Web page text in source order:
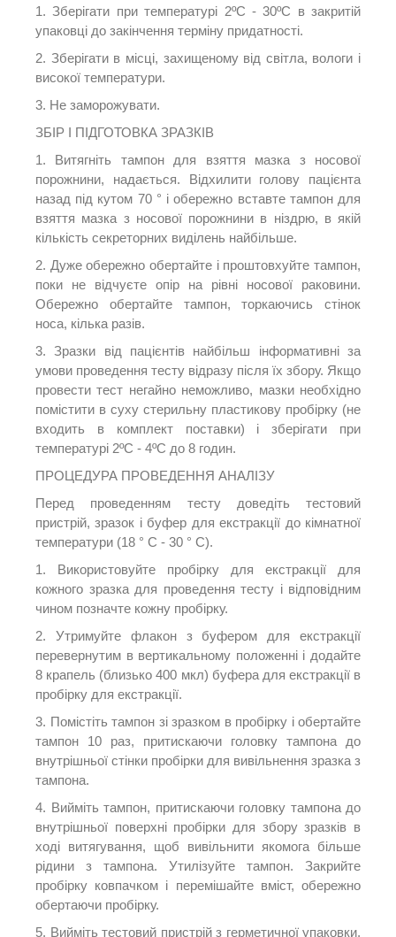
1. Зберігати при температурі 2ºC - 30ºC в закритій
упаковці до закінчення терміну придатності.
2. Зберігати в місці, захищеному від світла, вологи і
високої температури.
3. Не заморожувати.
ЗБІР І ПІДГОТОВКА ЗРАЗКІВ
1. Витягніть тампон для взяття мазка з носової
порожнини, надається. Відхилити голову пацієнта
назад під кутом 70 ° і обережно вставте тампон для
взяття мазка з носової порожнини в ніздрю, в якій
кількість секреторних виділень найбільше.
2. Дуже обережно обертайте і проштовхуйте тампон,
поки не відчуєте опір на рівні носової раковини.
Обережно обертайте тампон, торкаючись стінок
носа, кілька разів.
3. Зразки від пацієнтів найбільш інформативні за
умови проведення тесту відразу після їх збору. Якщо
провести тест негайно неможливо, мазки необхідно
помістити в суху стерильну пластикову пробірку (не
входить в комплект поставки) і зберігати при
температурі 2ºC - 4ºC до 8 годин.
ПРОЦЕДУРА ПРОВЕДЕННЯ АНАЛІЗУ
Перед проведенням тесту доведіть тестовий
пристрій, зразок і буфер для екстракції до кімнатної
температури (18 ° С - 30 ° С).
1. Використовуйте пробірку для екстракції для
кожного зразка для проведення тесту і відповідним
чином позначте кожну пробірку.
2. Утримуйте флакон з буфером для екстракції
перевернутим в вертикальному положенні і додайте
8 крапель (близько 400 мкл) буфера для екстракції в
пробірку для екстракції.
3. Помістіть тампон зі зразком в пробірку і обертайте
тампон 10 раз, притискаючи головку тампона до
внутрішньої стінки пробірки для вивільнення зразка з
тампона.
4. Вийміть тампон, притискаючи головку тампона до
внутрішньої поверхні пробірки для збору зразків в
ході витягування, щоб вивільнити якомога більше
рідини з тампона. Утилізуйте тампон. Закрийте
пробірку ковпачком і перемішайте вміст, обережно
обертаючи пробірку.
5. Вийміть тестовий пристрій з герметичної упаковки,